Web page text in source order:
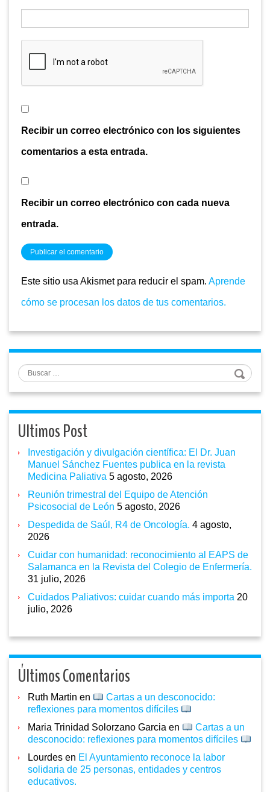
Recibir un correo electrónico con los siguientes
comentarios a esta entrada.
Recibir un correo electrónico con cada nueva
entrada.
Este sitio usa Akismet para reducir el spam. Aprende
cómo se procesan los datos de tus comentarios.
Buscar
Ultimos Post
Investigación y divulgación científica: El Dr. Juan
Manuel Sánchez Fuentes publica en la revista
Medicina Paliativa 5 agosto, 2026
Reunión trimestral del Equipo de Atención
Psicosocial de León 5 agosto, 2026
Despedida de Saúl, R4 de Oncología. 4 agosto,
2026
Cuidar con humanidad: reconocimiento al EAPS de
Salamanca en la Revista del Colegio de Enfermería.
31 julio, 2026
Cuidados Paliativos: cuidar cuando más importa 20
julio, 2026
Últimos Comentarios
Ruth Martin en
Cartas a un desconocido:
reflexiones para momentos difíciles
Maria Trinidad Solorzano Garcia en
Cartas a un
desconocido: reflexiones para momentos difíciles
Lourdes en El Ayuntamiento reconoce la labor
solidaria de 25 personas, entidades y centros
educativos.